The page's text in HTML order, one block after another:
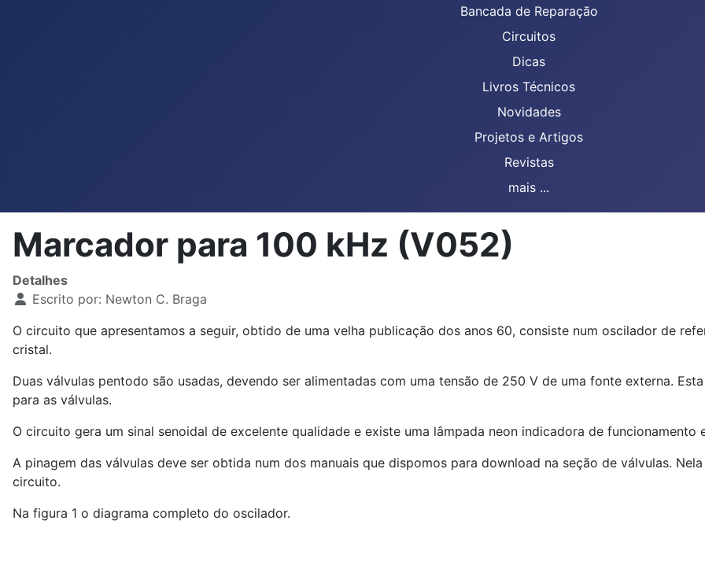
Bancada de Reparação
Circuitos
Dicas
Livros Técnicos
Novidades
Projetos e Artigos
Revistas
mais ...
Marcador para 100 kHz (V052)
Detalhes
Escrito por: Newton C. Braga
O circuito que apresentamos a seguir, obtido de uma velha publicação dos anos 60, consiste num oscilador de
cristal.
Duas válvulas pentodo são usadas, devendo ser alimentadas com uma tensão de 250 V de uma fonte externa.
para as válvulas.
O circuito gera um sinal senoidal de excelente qualidade e existe uma lâmpada neon indicadora de
A pinagem das válvulas deve ser obtida num dos manuais que dispomos para download na seção de válvulas.
circuito.
Na figura 1 o diagrama completo do oscilador.